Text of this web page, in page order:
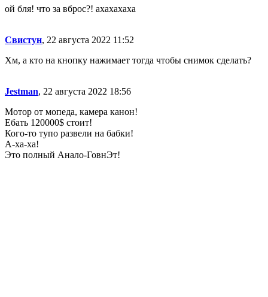
ой бля! что за вброс?! ахахахаха
Свистун, 22 августа 2022 11:52
Хм, а кто на кнопку нажимает тогда чтобы снимок сделать?
Jestman, 22 августа 2022 18:56
Мотор от мопеда, камера канон!
Ебать 120000$ стоит!
Кого-то тупо развели на бабки!
А-ха-ха!
Это полный Анало-ГовнЭт!